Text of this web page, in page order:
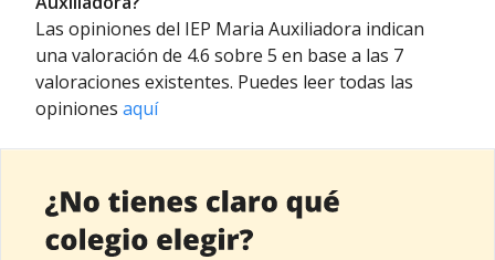
Las opiniones del IEP Maria Auxiliadora indican
una valoración de 4.6 sobre 5 en base a las 7
valoraciones existentes. Puedes leer todas las
opiniones aquí